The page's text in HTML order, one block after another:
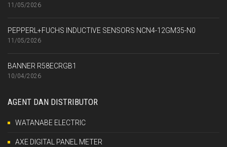
11/05/2026
PEPPERL+FUCHS INDUCTIVE SENSORS NCN4-12GM35-N0
11/05/2026
BANNER R58ECRGB1
10/04/2026
AGENT DAN DISTRIBUTOR
WATANABE ELECTRIC
AXE DIGITAL PANEL METER